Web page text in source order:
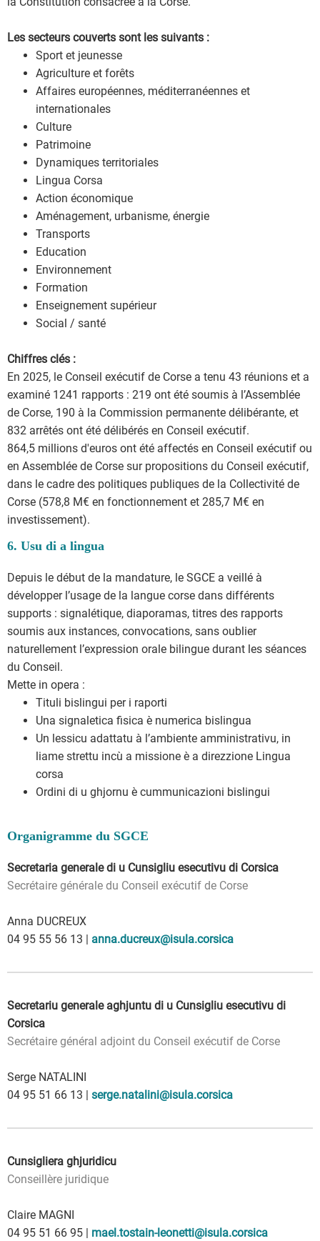
Les secteurs couverts sont les suivants :
Sport et jeunesse
Agriculture et forêts
Affaires européennes, méditerranéennes et
internationales
Culture
Patrimoine
Dynamiques territoriales
Lingua Corsa
Action économique
Aménagement, urbanisme, énergie
Transports
Education
Environnement
Formation
Enseignement supérieur
Social / santé
Chiffres clés :
En 2025, le Conseil exécutif de Corse a tenu 43 réunions et a
examiné 1241 rapports : 219 ont été soumis à l’Assemblée
de Corse, 190 à la Commission permanente délibérante, et
832 arrêtés ont été délibérés en Conseil exécutif.
864,5 millions d'euros ont été affectés en Conseil exécutif ou
en Assemblée de Corse sur propositions du Conseil exécutif,
dans le cadre des politiques publiques de la Collectivité de
Corse (578,8 M€ en fonctionnement et 285,7 M€ en
investissement).
6. Usu di a lingua
Depuis le début de la mandature, le SGCE a veillé à
développer l’usage de la langue corse dans différents
supports : signalétique, diaporamas, titres des rapports
soumis aux instances, convocations, sans oublier
naturellement l’expression orale bilingue durant les séances
du Conseil.
Mette in opera :
Tituli bislingui per i raporti
Una signaletica fisica è numerica bislingua
Un lessicu adattatu à l’ambiente amministrativu, in
liame strettu incù a missione è a direzzione Lingua
corsa
Ordini di u ghjornu è cummunicazioni bislingui
Organigramme du SGCE
Secretaria generale di u Cunsigliu esecutivu di Corsica
Secrétaire générale du Conseil exécutif de Corse
Anna DUCREUX
04 95 55 56 13 | anna.ducreux@isula.corsica
Secretariu generale aghjuntu di u Cunsigliu esecutivu di
Corsica
Secrétaire général adjoint du Conseil exécutif de Corse
Serge NATALINI
04 95 51 66 13 | serge.natalini@isula.corsica
Cunsigliera ghjuridicu
Conseillère juridique
Claire MAGNI
04 95 51 66 95 | mael.tostain-leonetti@isula.corsica